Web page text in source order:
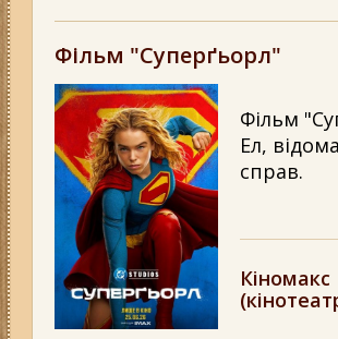
Фільм "Суперґьорл"
Фільм
Ел,
справ.
Кіномакс